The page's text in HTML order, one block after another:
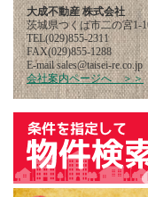
大成不動産 株式会社
茨城県つくば市二の宮1-
TEL(029)855-2311
FAX(029)855-1288
E-mailpj.oc.er-iesiat@selas
会社案内ページへ ＞＞